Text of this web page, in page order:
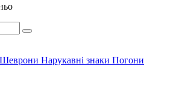
Нарукавні знаки Погони